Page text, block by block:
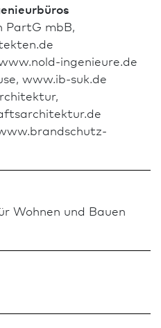
PartG mbB,
ingenieure.de
www.ib-suk.de
Wohnen und Bauen